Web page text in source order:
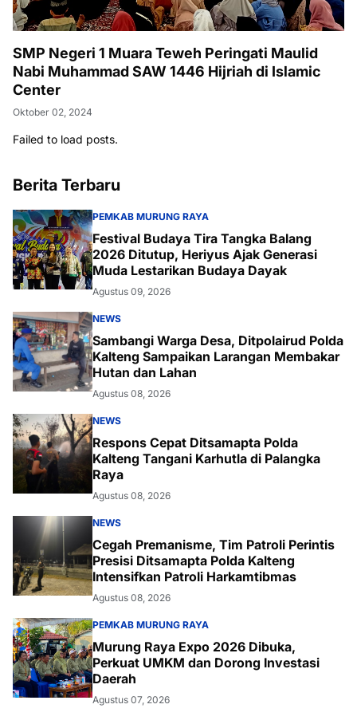
SMP Negeri 1 Muara Teweh Peringati Maulid
Nabi Muhammad SAW 1446 Hijriah di Islamic
Center
Oktober 02, 2024
Failed to load posts.
Berita Terbaru
PEMKAB MURUNG RAYA
Festival Budaya Tira Tangka Balang
2026 Ditutup, Heriyus Ajak Generasi
Muda Lestarikan Budaya Dayak
Agustus 09, 2026
NEWS
Sambangi Warga Desa, Ditpolairud Polda
Kalteng Sampaikan Larangan Membakar
Hutan dan Lahan
Agustus 08, 2026
NEWS
Respons Cepat Ditsamapta Polda
Kalteng Tangani Karhutla di Palangka
Raya
Agustus 08, 2026
NEWS
Cegah Premanisme, Tim Patroli Perintis
Presisi Ditsamapta Polda Kalteng
Intensifkan Patroli Harkamtibmas
Agustus 08, 2026
PEMKAB MURUNG RAYA
Murung Raya Expo 2026 Dibuka,
Perkuat UMKM dan Dorong Investasi
Daerah
Agustus 07, 2026